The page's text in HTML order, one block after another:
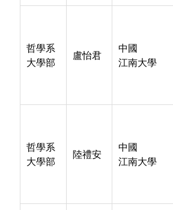
哲學系
大學部
盧怡君
中國
江南大學
哲學系
大學部
陸禮安
中國
江南大學